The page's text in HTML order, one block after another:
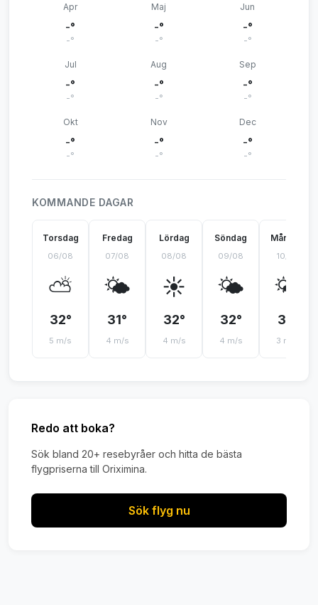
Apr
-°
-°
Maj
-°
-°
Jun
-°
-°
Jul
-°
-°
Aug
-°
-°
Sep
-°
-°
Okt
-°
-°
Nov
-°
-°
Dec
-°
-°
KOMMANDE DAGAR
Torsdag
06/08
⛅
32°
5 m/s
Fredag
07/08
🌤️
31°
4 m/s
Lördag
08/08
☀️
32°
4 m/s
Söndag
09/08
🌤️
32°
4 m/s
Måndag
10/08
🌤️
31°
3 m/s
Redo att boka?
Sök bland 20+ resebyråer och hitta de bästa
flygpriserna till Oriximina.
Sök flyg nu